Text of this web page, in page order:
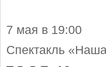
7 мая в 19:00
Спектакль